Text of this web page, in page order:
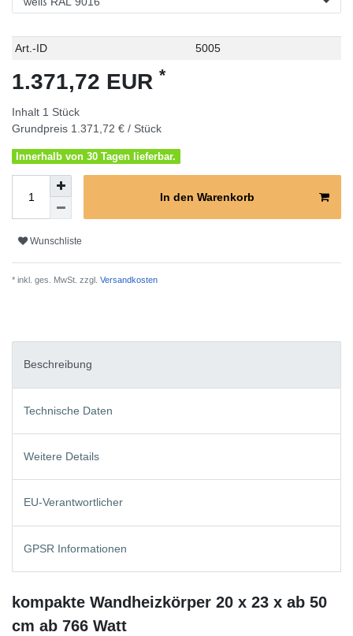
Technisches
Wert
Art.-ID 5005
1.371,72 EUR *
Inhalt 1 Stück
Grundpreis 1.371,72 € / Stück
Innerhalb von 30 Tagen lieferbar.
In den Warenkorb
Wunschliste
* inkl. ges. MwSt. zzgl. Versandkosten
Beschreibung
Technische Daten
Weitere Details
EU-Verantwortlicher
GPSR Informationen
kompakte Wandheizkörper 20 x 23 x ab 50
cm ab 766 Watt